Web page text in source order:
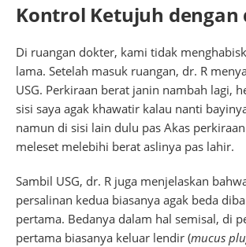
Kontrol Ketujuh dengan
Di ruangan dokter, kami tidak
lama. Setelah masuk ruangan, dr. R
USG. Perkiraan berat janin nambah lagi,
sisi saya agak khawatir kalau nanti
namun di sisi lain dulu pas Akas
meleset melebihi berat aslinya pas lahir.
Sambil USG, dr. R juga menjelaskan
persalinan kedua biasanya agak beda
pertama. Bedanya dalam hal semisal, di
pertama biasanya keluar lendir (mucus